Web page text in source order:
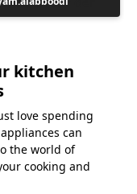
kitchen
love spending
can
the world of
cooking and